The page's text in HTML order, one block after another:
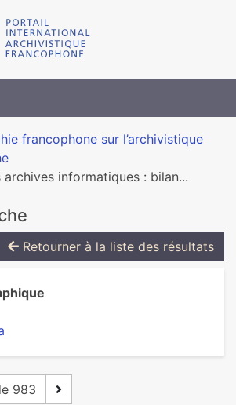
francophone sur l’archivistique
informatiques : bilan...
Retourner à la liste des résultats
983